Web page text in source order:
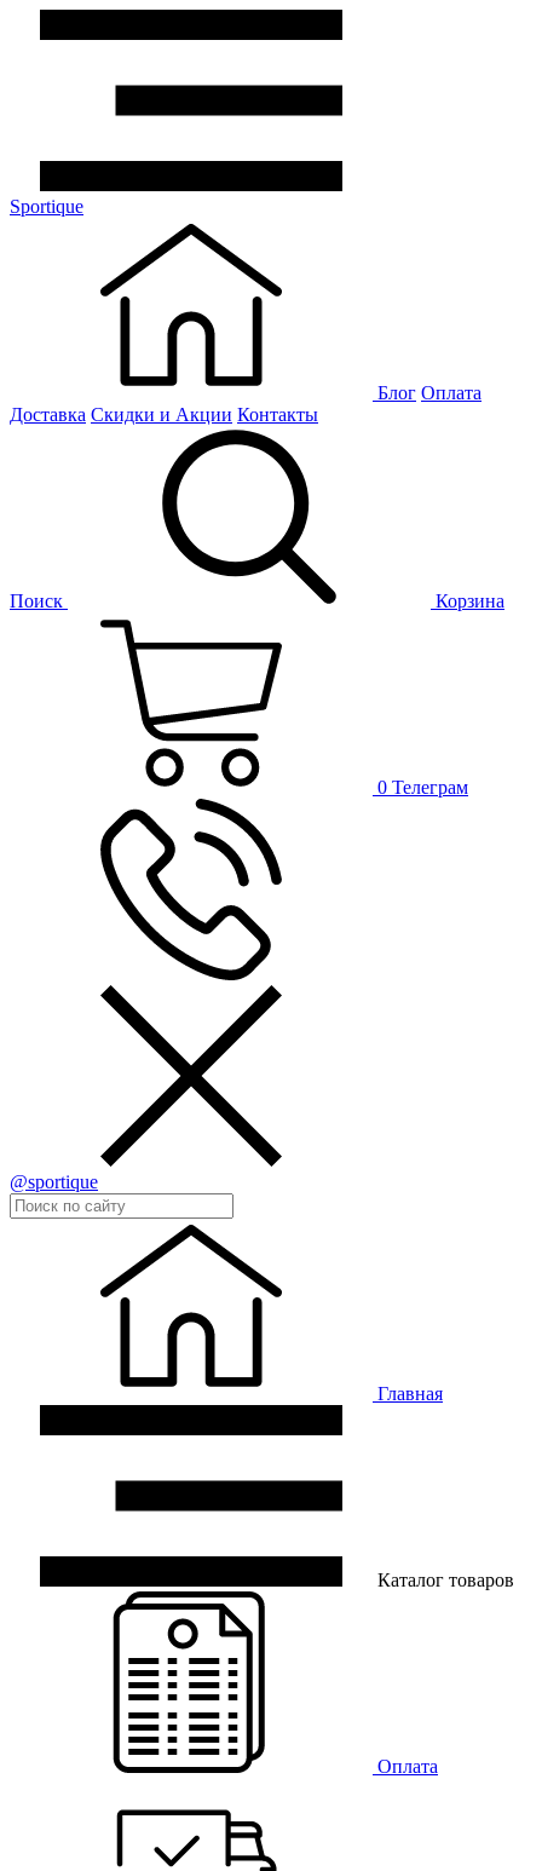
Sportique
Блог Оплата
Доставка Скидки и Акции Контакты
Поиск Корзина
0 Телеграм
@sportique
Главная
Каталог товаров
Оплата